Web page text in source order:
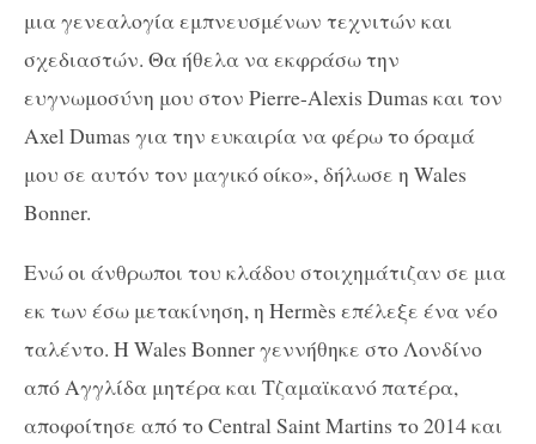
μια γενεαλογία εμπνευσμένων τεχνιτών και
σχεδιαστών. Θα ήθελα να εκφράσω την
ευγνωμοσύνη μου στον Pierre-Alexis Dumas και τον
Axel Dumas για την ευκαιρία να φέρω το όραμά
μου σε αυτόν τον μαγικό οίκο», δήλωσε η Wales
Bonner.
Ενώ οι άνθρωποι του κλάδου στοιχημάτιζαν σε μια
εκ των έσω μετακίνηση, η Hermès επέλεξε ένα νέο
ταλέντο. Η Wales Bonner γεννήθηκε στο Λονδίνο
από Αγγλίδα μητέρα και Τζαμαϊκανό πατέρα,
αποφοίτησε από το Central Saint Martins το 2014 και